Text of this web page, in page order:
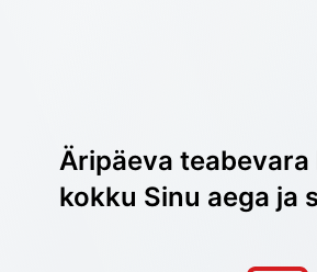
Äripäeva
kokku Sinu aega ja